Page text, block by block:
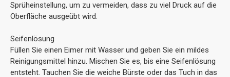
Sprüheinstellung, um zu vermeiden, dass zu viel Druck auf die
Oberfläche ausgeübt wird.
Seifenlösung
Füllen Sie einen Eimer mit Wasser und geben Sie ein mildes
Reinigungsmittel hinzu. Mischen Sie es, bis eine Seifenlösung
entsteht. Tauchen Sie die weiche Bürste oder das Tuch in das